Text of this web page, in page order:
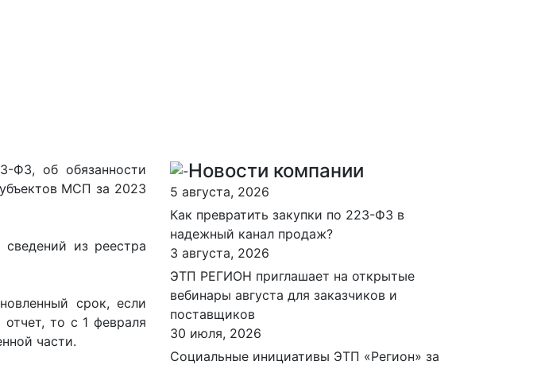
ФЗ, об обязанности
МСП за 2023
из реестра
срок, если
то с 1 февраля
части.
Новости компании
5 августа, 2026
Как превратить закупки по 223-ФЗ в
надежный канал продаж?
3 августа, 2026
ЭТП РЕГИОН приглашает на открытые
вебинары августа для заказчиков и
поставщиков
30 июля, 2026
Социальные инициативы ЭТП «Регион» за